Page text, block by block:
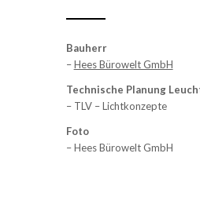
Bauherr
–Hees Bürowelt GmbH
Technische Planung
– TLV – Lichtkonzepte
Foto
– Hees Bürowelt GmbH